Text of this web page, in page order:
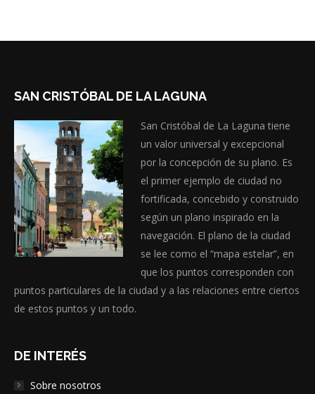
SAN CRISTÓBAL DE LA LAGUNA
San Cristóbal de La Laguna tiene
un valor universal y excepcional
por la concepción de su plano. Es
el primer ejemplo de ciudad no
fortificada, concebido y construido
según un plano inspirado en la
navegación. El plano de la ciudad
se lee como el “mapa estelar”, en
que los puntos corresponden con
puntos particulares de la ciudad y a las relaciones entre ciertos
de estos puntos y un todo.
DE INTERÉS
Sobre nosotros